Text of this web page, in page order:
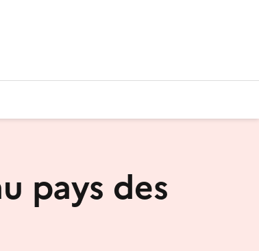
pays des